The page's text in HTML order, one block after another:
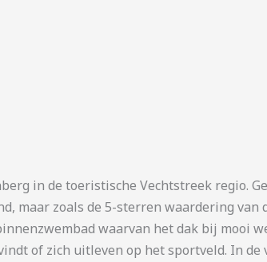
in de toeristische Vechtstreek regio.
maar zoals de 5-sterren waardering
waarvan het dak bij
of zich uitleven op het sportveld. In